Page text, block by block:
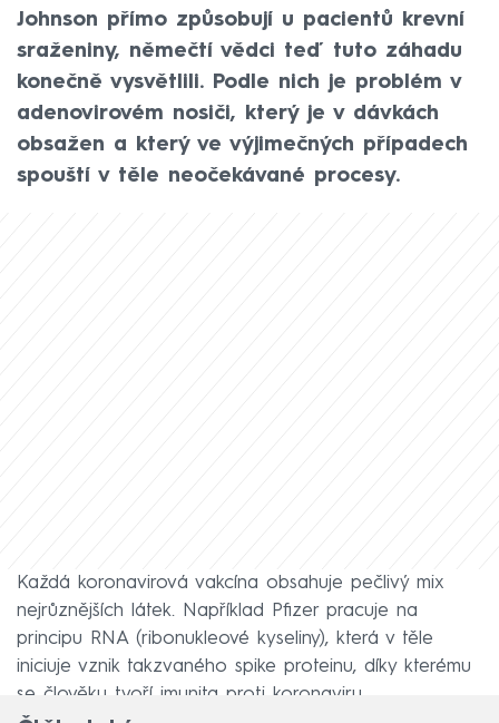
Johnson přímo způsobují u pacientů krevní
sraženiny, němečtí vědci teď tuto záhadu
konečně vysvětlili. Podle nich je problém v
adenovirovém nosiči, který je v dávkách
obsažen a který ve výjimečných případech
spouští v těle neočekávané procesy.
Každá koronavirová vakcína obsahuje pečlivý mix
nejrůznějších látek. Například Pfizer pracuje na
principu RNA (ribonukleové kyseliny), která v těle
iniciuje vznik takzvaného spike proteinu, díky kterému
se člověku tvoří imunita proti koronaviru.